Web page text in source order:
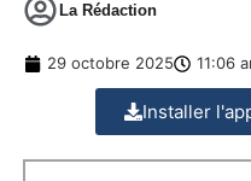
La Rédaction
29 octobre 2025 11:06
Installer